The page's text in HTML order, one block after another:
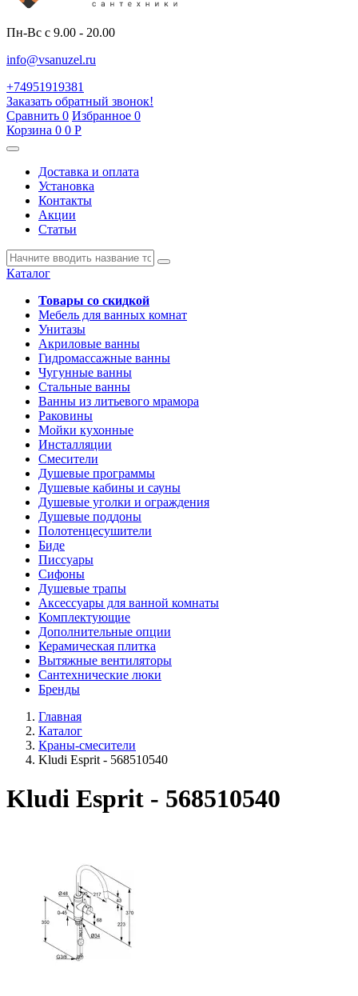
Пн-Вс с 9.00 - 20.00
info@vsanuzel.ru
+74951919381
Заказать обратный звонок!
Сравнить 0 Избранное 0
Корзина 0 0 Р
Доставка и оплата
Установка
Контакты
Акции
Статьи
Каталог
Товары со скидкой
Мебель для ванных комнат
Унитазы
Акриловые ванны
Гидромассажные ванны
Чугунные ванны
Стальные ванны
Ванны из литьевого мрамора
Раковины
Мойки кухонные
Инсталляции
Смесители
Душевые программы
Душевые кабины и сауны
Душевые уголки и ограждения
Душевые поддоны
Полотенцесушители
Биде
Писсуары
Сифоны
Душевые трапы
Аксессуары для ванной комнаты
Комплектующие
Дополнительные опции
Керамическая плитка
Вытяжные вентиляторы
Сантехнические люки
Бренды
Главная
Каталог
Краны-смесители
Kludi Esprit - 568510540
Kludi Esprit - 568510540